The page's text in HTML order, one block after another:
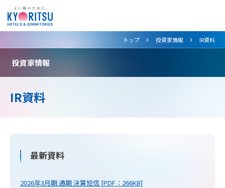
トップ >
投資家情報 >
IR資料
投資家情報
IR資料
最新資料
2026年3月期 通期 決算短信 [PDF：266KB]